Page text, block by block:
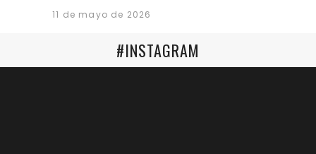
11 de mayo de 2026
#INSTAGRAM